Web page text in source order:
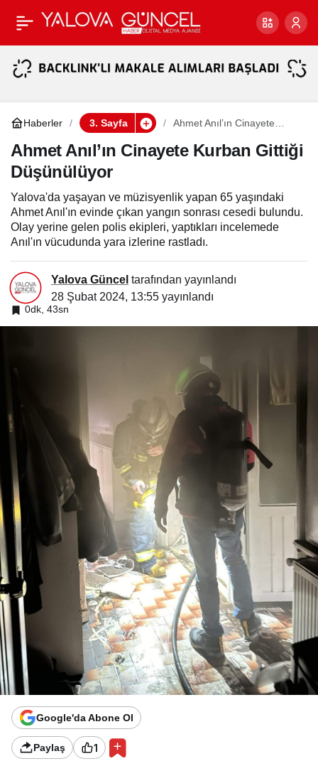
Haberler 3. Sayfa
Ahmet Anıl’ın Cinayete
Ahmet Anıl’ın Cinayete Kurban Gittiği
Düşünülüyor
Yalova'da yaşayan ve müzisyenlik yapan 65 yaşındaki
Ahmet Anıl'ın evinde çıkan yangın sonrası cesedi bulundu.
Olay yerine gelen polis ekipleri, yaptıkları incelemede
Anıl'ın vücudunda yara izlerine rastladı.
Yalova Güncel tarafından yayınlandı
28 Şubat 2024, 13:55 yayınlandı
0dk, 43sn
Google'da Abone Ol
Paylaş 1
Çiftlikköy’de Yaya Feci
Kazada Hayatını Kaybetti
Paylaş